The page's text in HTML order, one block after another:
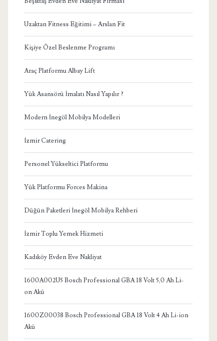
Uzaktan Fitness Eğitimi – Arslan Fit
Kişiye Özel Beslenme Programı
Araç Platformu Albay Lift
Yük Asansörü İmalatı Nasıl Yapılır ?
Modern İnegöl Mobilya Modelleri
İzmir Catering
Personel Yükseltici Platformu
Yük Platformu Forces Makina
Düğün Paketleri İnegöl Mobilya Rehberi
İzmir Toplu Yemek Hizmeti
Kadıköy Evden Eve Nakliyat
1600A002U5 Bosch Professional GBA 18 Volt 5,0 Ah Li-
on Akü
1600Z00038 Bosch Professional GBA 18 Volt 4 Ah Li-ion
Akü